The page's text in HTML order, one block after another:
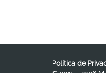
Política de